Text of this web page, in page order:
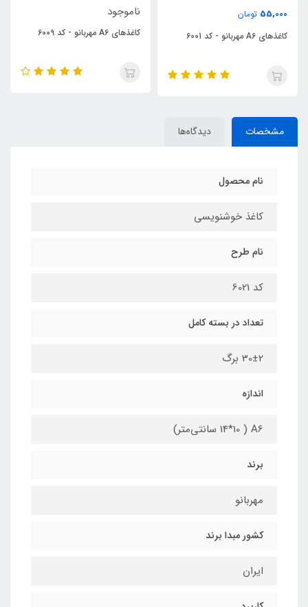
ناموجود
کاغذهای A6 مهربانو - کد 6009 کاغذهای A6 مهربانو - کد 6005
مشخصات دیدگاه‌ها
نام محصول
کاغذ خوشنویسی
نام طرح
کد 6021
تعداد در بسته کامل
30±2 برگ
اندازه
A6 ( 14*10 سانتی‌متر)
برند
مهربانو
کشور مبدا برند
ایران